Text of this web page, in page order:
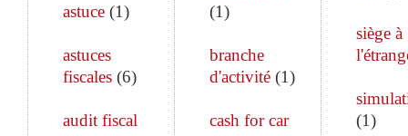
astuce (1)
astuces
fiscales (6)
audit fiscal
(1)
branche
d'activité(1)
cash for car
siège à
(1)